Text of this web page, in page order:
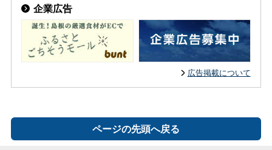
企業広告
広告掲載について
ページの先頭へ戻る